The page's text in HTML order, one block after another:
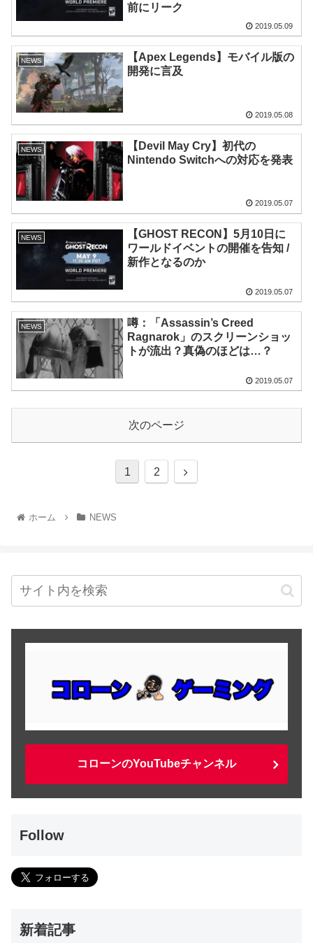
前にリーク
2019.05.09
NEWS
【Apex Legends】モバイル版の
開発に言及
2019.05.08
NEWS
【Devil May Cry】初代の
Nintendo Switchへの対応を発表
2019.05.07
NEWS
【GHOST RECON】5月10日に
ワールドイベントの開催を告知 /
新作となるのか
2019.05.07
NEWS
噂：「Assassin’s Creed
Ragnarok」のスクリーンショッ
トが流出？真偽のほどは…？
2019.05.07
次のページ
1 2
ホーム NEWS
コローンのYouTubeチャンネル
Follow
新着記事